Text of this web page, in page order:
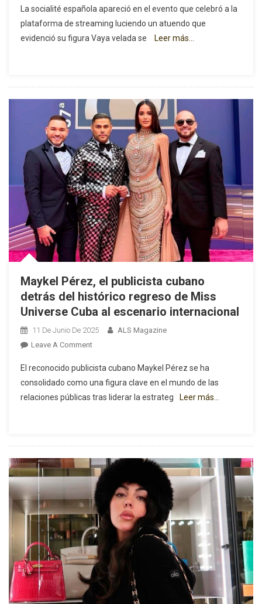
Rodríguez
Deslumbró
Con
Aniversario
De
Netflix
España
La socialité española apareció en el evento que celebró a la
plataforma de streaming luciendo un atuendo que
evidenció su figura Vaya velada se
Leer más…
Maykel Pérez, el publicista cubano
detrás del histórico regreso de Miss
Universe Cuba al escenario internacional
11 De Junio De 2025
ALS Magazine
Leave A CommentOn
Pérez,
El
Publicista
Regreso
De
Miss
Universe
Cuba
Al
Escenario
Internacional
El reconocido publicista cubano Maykel Pérez se ha
consolidado como una figura clave en el mundo de las
relaciones públicas tras liderar la estrateg
Leer más…